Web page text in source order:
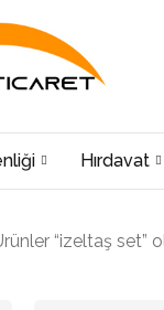
Hırdavat
“izeltaş set”